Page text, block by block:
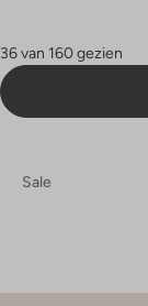
36 van 160 gezien
Sale